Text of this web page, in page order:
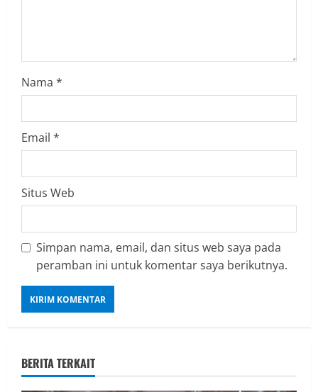
g
Nama *
Email *
Situs Web
Simpan nama, email, dan situs web saya pada
peramban ini untuk komentar saya berikutnya.
BERITA TERKAIT